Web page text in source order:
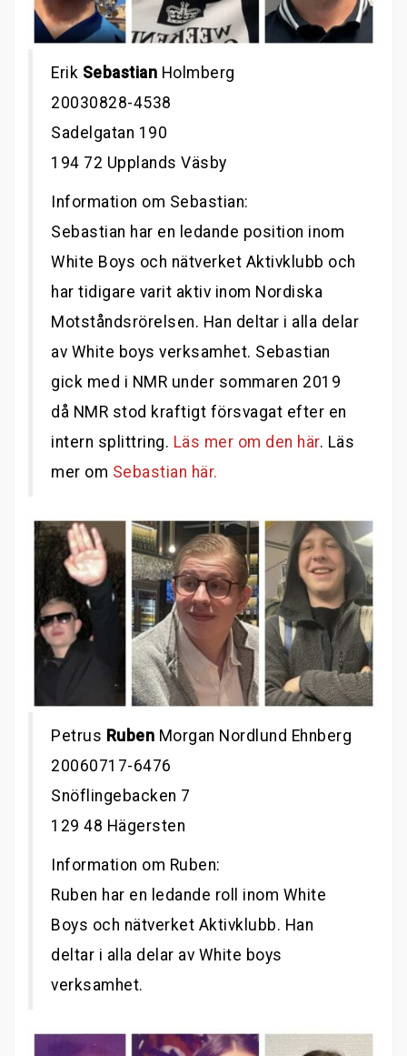
Erik Sebastian Holmberg
20030828-4538
Sadelgatan 190
194 72 Upplands Väsby
Information om Sebastian:
Sebastian har en ledande position inom
White Boys och nätverket Aktivklubb och
har tidigare varit aktiv inom Nordiska
Motståndsrörelsen. Han deltar i alla delar
av White boys verksamhet. Sebastian
gick med i NMR under sommaren 2019
då NMR stod kraftigt försvagat efter en
intern splittring. Läs mer om den här. Läs
mer om Sebastian här.
Petrus Ruben Morgan Nordlund Ehnberg
20060717-6476
Snöflingebacken 7
129 48 Hägersten
Information om Ruben:
Ruben har en ledande roll inom White
Boys och nätverket Aktivklubb. Han
deltar i alla delar av White boys
verksamhet.